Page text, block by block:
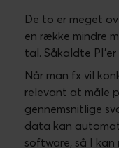
overvåge, at
ønskede niveau.
Et KPI-setup skal
virksomheden
organisationen,
KPI’erne for
as Your Startup